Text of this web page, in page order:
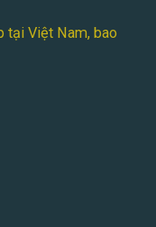
tại Việt Nam, bao